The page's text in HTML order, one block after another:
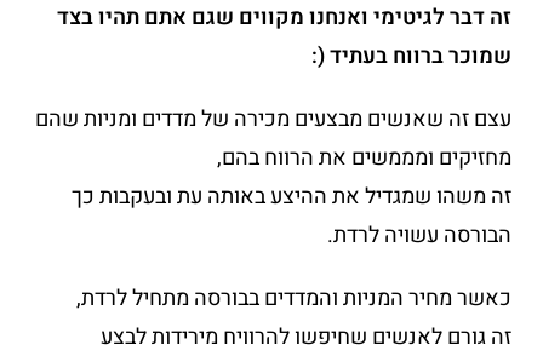
זה דבר לגיטימי ואנחנו מקווים שגם אתם תהיו בצד
שמוכר ברווח בעתיד (:
עצם זה שאנשים מבצעים מכירה של מדדים ומניות שהם
מחזיקים ומממשים את הרווח בהם,
זה משהו שמגדיל את ההיצע באותה עת ובעקבות כך
הבורסה עשויה לרדת.
כאשר מחיר המניות והמדדים בבורסה מתחיל לרדת,
זה גורם לאנשים שחיפשו להרוויח מירידות לבצע